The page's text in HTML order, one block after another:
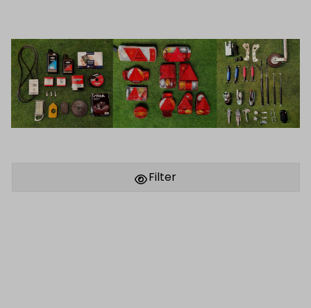
Filter